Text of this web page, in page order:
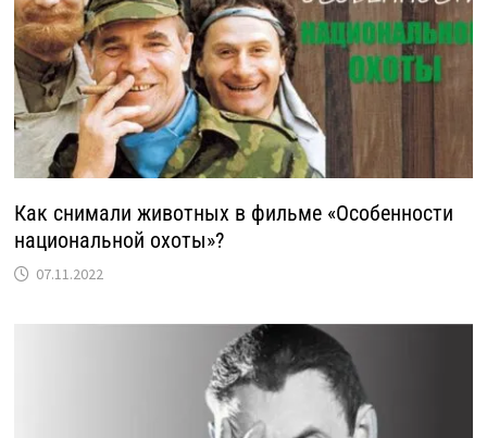
Как снимали животных в фильме «Особенности
национальной охоты»?
07.11.2022